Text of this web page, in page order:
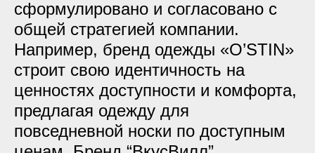
сформулировано и согласовано с
общей стратегией компании.
Например, бренд одежды «O’STIN»
строит свою идентичность на
ценностях доступности и комфорта,
предлагая одежду для
повседневной носки по доступным